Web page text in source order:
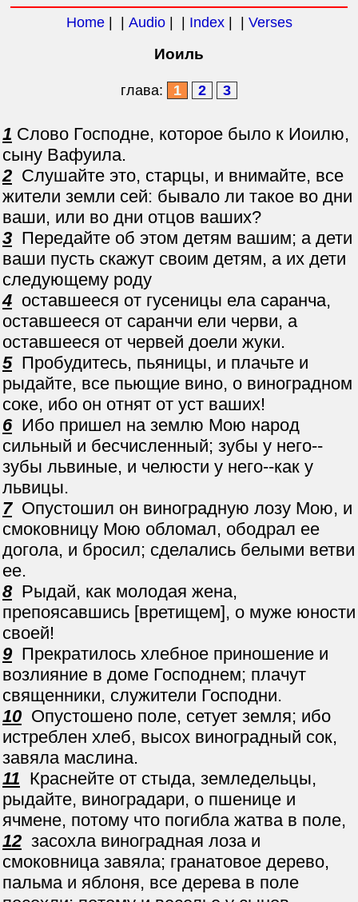
Home| | Audio| | Index| | Verses
Иоиль
глава: 1 2 3
1 Слово Господне, которое было к Иоилю,
сыну Вафуила.
2 Слушайте это, старцы, и внимайте, все
жители земли сей: бывало ли такое во дни
ваши, или во дни отцов ваших?
3 Передайте об этом детям вашим; а дети
ваши пусть скажут своим детям, а их дети
следующему роду
4 оставшееся от гусеницы ела саранча,
оставшееся от саранчи ели черви, а
оставшееся от червей доели жуки.
5Пробудитесь, пьяницы, и плачьте и
рыдайте, все пьющие вино, о виноградном
соке, ибо он отнят от уст ваших!
6Ибо пришел на землю Мою народ
сильный и бесчисленный; зубы у него--
зубы львиные, и челюсти у него--как у
львицы.
7Опустошил он виноградную лозу Мою, и
смоковницу Мою обломал, ободрал ее
догола, и бросил; сделались белыми ветви
ее.
8Рыдай, как молодая жена,
препоясавшись [вретищем], о муже юности
своей!
9Прекратилось хлебное приношение и
возлияние в доме Господнем; плачут
священники, служители Господни.
10 Опустошено поле, сетует земля; ибо
истреблен хлеб, высох виноградный сок,
завяла маслина.
11 Краснейте от стыда, земледельцы,
рыдайте, виноградари, о пшенице и
ячмене, потому что погибла жатва в поле,
12 засохла виноградная лоза и
смоковница завяла; гранатовое дерево,
пальма и яблоня, все дерева в поле